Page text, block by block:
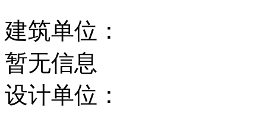
建筑单位：
暂无信息
设计单位：